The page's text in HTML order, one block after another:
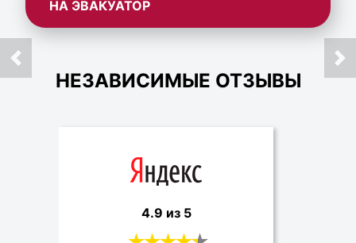
НА ЭВАКУАТОР
НЕЗАВИСИМЫЕ ОТЗЫВЫ
4.9 из 5